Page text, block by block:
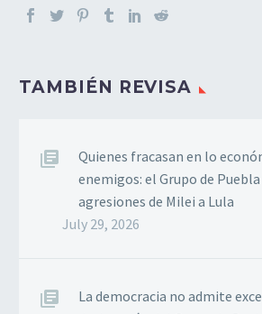
TAMBIÉN REVISA
Quienes fracasan en lo
enemigos: el Grupo de
agresiones de Milei a Lula
July 29, 2026
La democracia no admite